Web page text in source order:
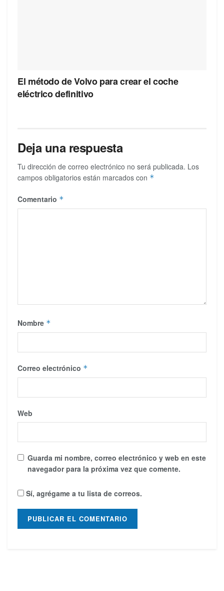
El método de Volvo para crear el coche
eléctrico definitivo
Deja una respuesta
Tu dirección de correo electrónico no será publicada. Los
campos obligatorios están marcados con *
Comentario *
Nombre *
Correo electrónico *
Web
Guarda mi nombre, correo electrónico y web en este
navegador para la próxima vez que comente.
Sí, agrégame a tu lista de correos.